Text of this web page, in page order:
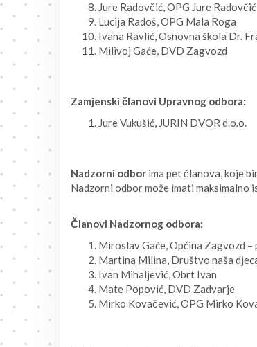
Jure Radovčić, OPG Jure Radovčić
Lucija Radoš, OPG Mala Roga
Ivana Ravlić, Osnovna škola Dr.
Milivoj Gaće, DVD Zagvozd
Zamjenski članovi Upravnog odbora:
Jure Vukušić, JURIN DVOR d.o.o.
Nadzorni odbor ima pet članova, koje
Nadzorni odbor može imati maksimalno
Članovi Nadzornog odbora:
Miroslav Gaće, Općina Zagvozd –
Martina Milina, Društvo naša
Ivan Mihaljević, Obrt Ivan
Mate Popović, DVD Zadvarje
Mirko Kovačević, OPG Mirko